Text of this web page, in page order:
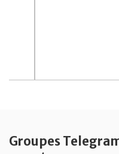
Groupes